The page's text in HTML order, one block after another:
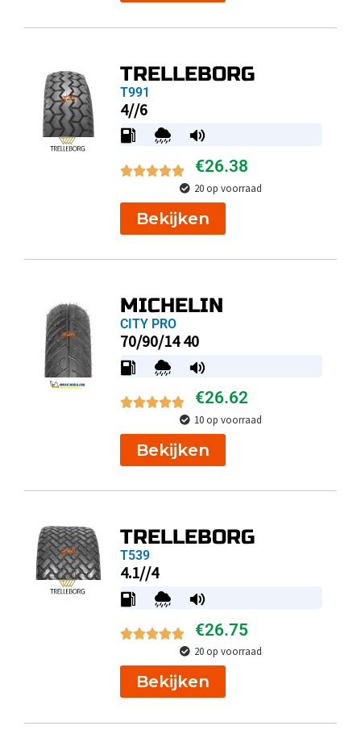
TRELLEBORG
T991
4//6
€26.38
20 op voorraad
Bekijken
MICHELIN
CITY PRO
70/90/14 40
€26.62
10 op voorraad
Bekijken
TRELLEBORG
T539
4.1//4
€26.75
20 op voorraad
Bekijken